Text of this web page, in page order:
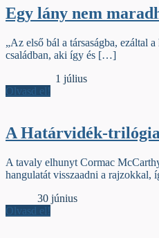
Egy lány nem
„Az első bál a társaságba, ezáltal
családban, aki így és […]
1 július
Olvasd el!
A Határvidék-
A tavaly elhunyt Cormac
hangulatát visszaadni a
30 június
Olvasd el!